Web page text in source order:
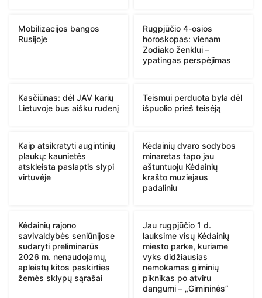
Mobilizacijos bangos
Rusijoje
Rugpjūčio 4-osios
horoskopas: vienam
Zodiako ženklui –
ypatingas perspėjimas
Kasčiūnas: dėl JAV karių
Lietuvoje bus aišku rudenį
Teismui perduota byla dėl
išpuolio prieš teisėją
Kaip atsikratyti augintinių
plaukų: kaunietės
atskleista paslaptis slypi
virtuvėje
Kėdainių dvaro sodybos
minaretas tapo jau
aštuntuoju Kėdainių
krašto muziejaus
padaliniu
Kėdainių rajono
savivaldybės seniūnijose
sudaryti preliminarūs
2026 m. nenaudojamų,
apleistų kitos paskirties
žemės sklypų sąrašai
Jau rugpjūčio 1 d.
lauksime visų Kėdainių
miesto parke, kuriame
vyks didžiausias
nemokamas giminių
piknikas po atviru
dangumi – „Gimininės”